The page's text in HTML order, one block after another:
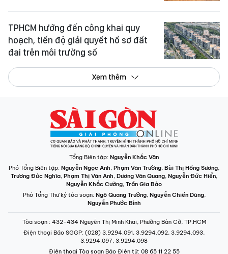
TPHCM hướng đến công khai quy
hoạch, tiến độ giải quyết hồ sơ đất
đai trên môi trường số
Xem thêm
Tổng Biên tập: Nguyễn Khắc Văn
Phó Tổng Biên tập: Nguyễn Ngọc Anh, Phạm Văn Trường, Bùi Thị Hồng Sương,
Trương Đức Nghĩa, Phạm Thị Vân Anh, Dương Văn Quang, Nguyễn Đức Hiển,
Nguyễn Khắc Cường, Trần Gia Bảo
Phó Tổng Thư ký tòa soạn: Ngô Quang Trưởng, Nguyễn Chiến Dũng,
Nguyễn Phước Bình
Tòa soạn : 432-434 Nguyễn Thị Minh Khai, Phường Bàn Cờ, TP.HCM
Điện thoại Báo SGGP: (028) 3.9294.091, 3.9294.092, 3.9294.093,
3.9294.097, 3.9294.098
Điện thoại Tòa soạn Báo Điện tử: 08 65 11 22 55